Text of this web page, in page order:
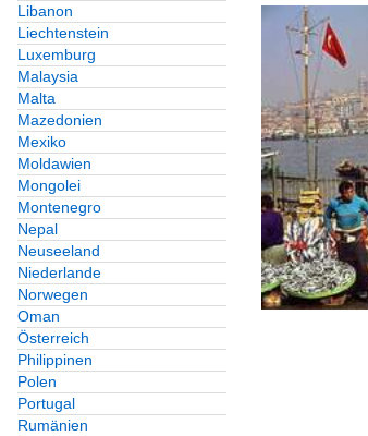
Libanon
Liechtenstein
Luxemburg
Malaysia
Malta
Mazedonien
Mexiko
Moldawien
Mongolei
Montenegro
Nepal
Neuseeland
Niederlande
Norwegen
Oman
Österreich
Philippinen
Polen
Portugal
Rumänien